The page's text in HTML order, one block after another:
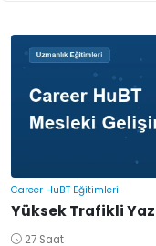
Career HuBT Eğitimleri
Yüksek Trafikli
27 Saat